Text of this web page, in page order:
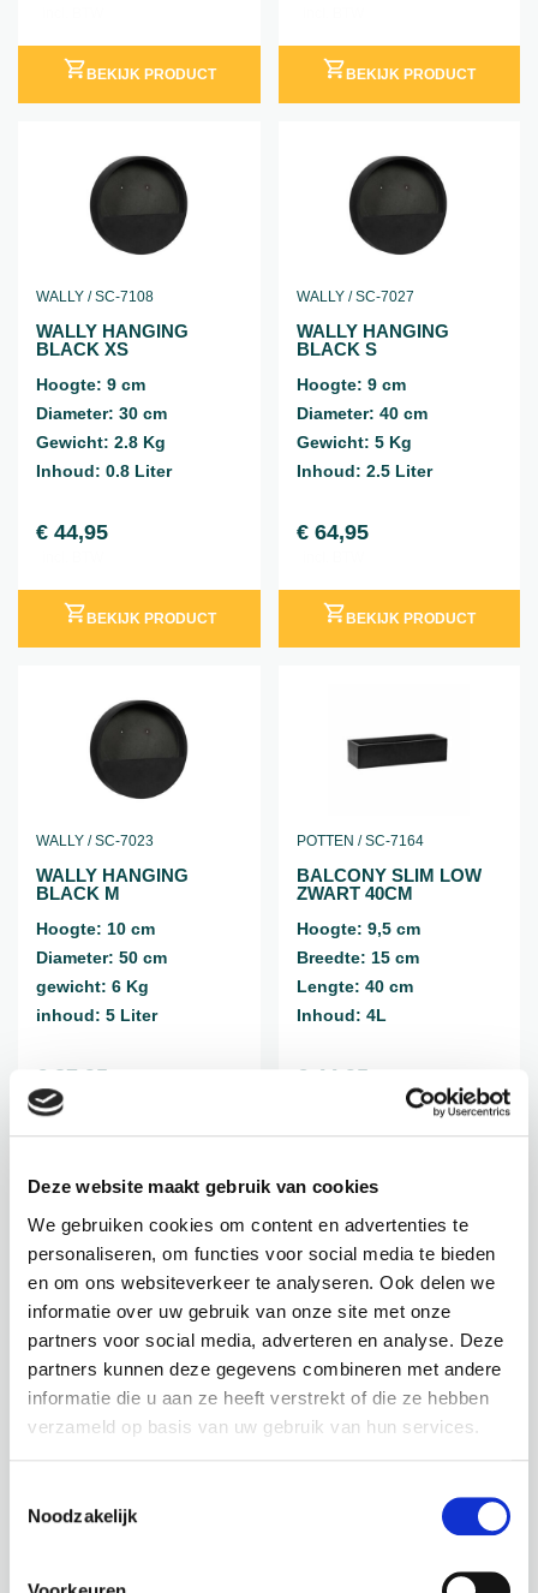
Deze website maakt gebruik van cookies
We gebruiken cookies om content en advertenties te
personaliseren, om functies voor social media te bieden
en om ons websiteverkeer te analyseren. Ook delen we
informatie over uw gebruik van onze site met onze
partners voor social media, adverteren en analyse. Deze
partners kunnen deze gegevens combineren met andere
informatie die u aan ze heeft verstrekt of die ze hebben
verzameld op basis van uw gebruik van hun services.
Noodzakelijk
BEKIJK PRODUCT BEKIJK PRODUCT
WALLY / SC-7108
WALLY HANGING
BLACK XS
Hoogte: 9 cm
Diameter: 30 cm
Gewicht: 2.8 Kg
Inhoud: 0.8 Liter
€ 44,95
BEKIJK PRODUCT
WALLY / SC-7027
WALLY HANGING
BLACK S
Hoogte: 9 cm
Diameter: 40 cm
Gewicht: 5 Kg
Inhoud: 2.5 Liter
€64,95
BEKIJK PRODUCT
WALLY / SC-7023
WALLY HANGING
BLACK M
Hoogte: 10 cm
Diameter: 50 cm
gewicht: 6 Kg
inhoud: 5 Liter
€ 87,95
incl. BTW
POTTEN / SC-7164
BALCONY SLIM LOW
ZWART 40CM
Hoogte: 9,5 cm
Breedte: 15 cm
Lengte: 40 cm
Inhoud: 4L
€ 44,95
HARITH HIGH S
TRAVERTINE BEIGE
Gewicht: 10 KG
RIDGED PAX DARK
GREY Ø40